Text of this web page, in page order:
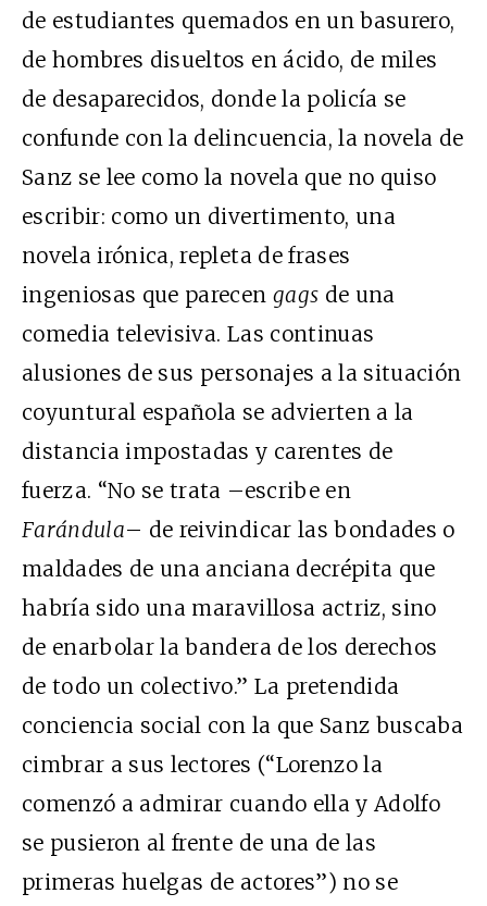
de estudiantes quemados en un basurero,
de hombres disueltos en ácido, de miles
de desaparecidos, donde la policía se
confunde con la delincuencia, la novela de
Sanz se lee como la novela que no quiso
escribir: como un divertimento, una
novela irónica, repleta de frases
ingeniosas que parecen gags de una
comedia televisiva. Las continuas
alusiones de sus personajes a la situación
coyuntural española se advierten a la
distancia impostadas y carentes de
fuerza. “No se trata –escribe en
Farándula– de reivindicar las bondades o
maldades de una anciana decrépita que
habría sido una maravillosa actriz, sino
de enarbolar la bandera de los derechos
de todo un colectivo.” La pretendida
conciencia social con la que Sanz buscaba
cimbrar a sus lectores (“Lorenzo la
comenzó a admirar cuando ella y Adolfo
se pusieron al frente de una de las
primeras huelgas de actores”) no se